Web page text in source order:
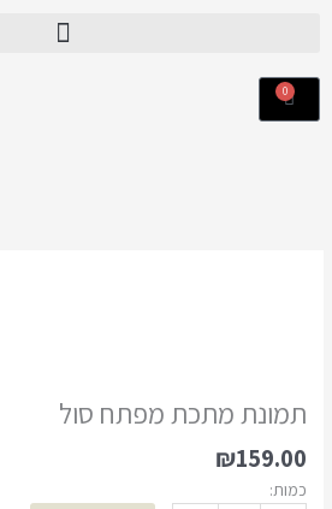
0
עגלת
קניות
תמונת מתכת מפתח סול
₪159.00
כמות:
סול